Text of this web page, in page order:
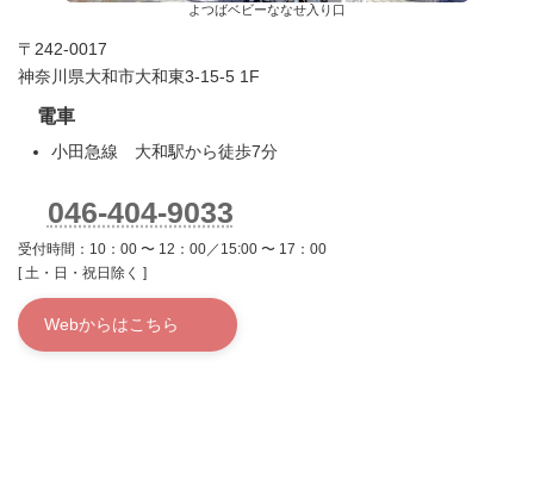
よつばベビーななせ入り口
〒242-0017
神奈川県大和市大和東3-15-5 1F
電車
小田急線 大和駅から徒歩7分
046-404-9033
受付時間：10：00 〜 12：00／15:00 〜 17：00
[ 土・日・祝日除く ]
Webからはこちら